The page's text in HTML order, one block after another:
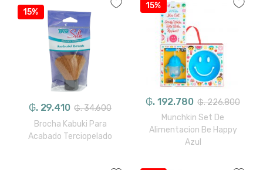
15%
₲. 29.410 ₲. 34.600
Brocha Kabuki Para
Acabado Terciopelado
15%
₲. 192.780 ₲. 226.800
Munchkin Set De
Alimentacion Be Happy
Azul